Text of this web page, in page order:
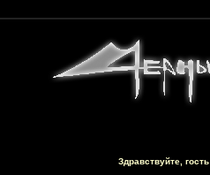
Здравствуйте, гость